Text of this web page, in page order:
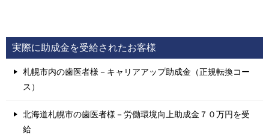
実際に助成金を受給されたお客様
札幌市内の歯医者様－キャリアアップ助成金（正規転換コー
ス）
北海道札幌市の歯医者様－労働環境向上助成金７０万円を受
給